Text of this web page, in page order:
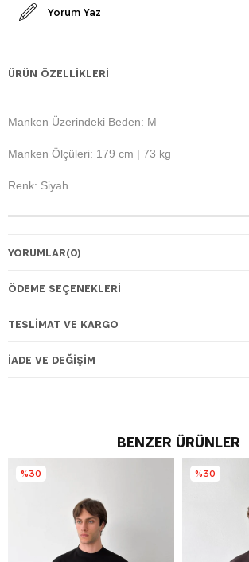
Yorum Yaz
ÜRÜN ÖZELLIKLERI
Manken Üzerindeki Beden: M
Manken Ölçüleri: 179 cm | 73 kg
Renk: Siyah
YORUMLAR(0)
ÖDEME SEÇENEKLERI
TESLIMAT VE KARGO
İADE VE DEĞIŞIM
BENZER ÜRÜNLER
%30 %30